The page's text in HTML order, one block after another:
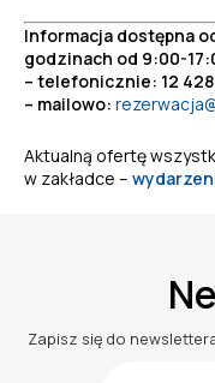
Informacja dostępna
godzinach od 9:00-
– telefonicznie: 12 428
– mailowo:
Aktualną ofertę
w zakładce –
Zapisz się do